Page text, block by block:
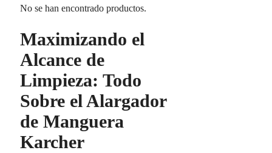
No se han encontrado productos.
Maximizando el
Alcance de
Limpieza: Todo
Sobre el Alargador
de Manguera
Karcher